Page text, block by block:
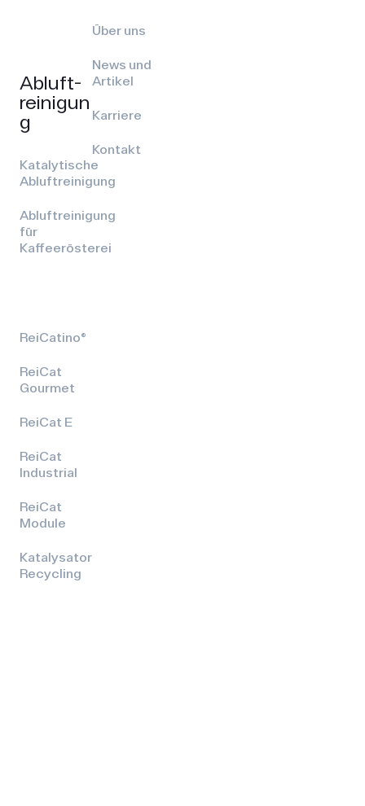
Abluft­
reinigun
g
Katalytische
Abluftreinigung
Abluftreinigung
für
Kaffeerösterei
ReiCatino®
ReiCat
Gourmet
ReiCat E
ReiCat
Industrial
ReiCat
Module
Katalysator
Recycling
Über uns
News und
Artikel
Karriere
Kontakt